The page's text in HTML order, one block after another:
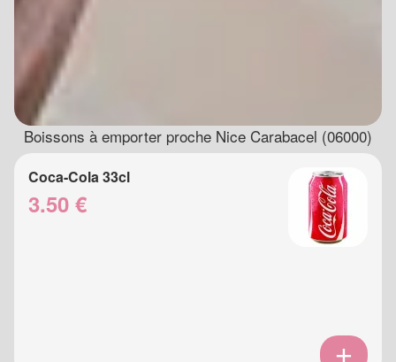
Boissons à emporter proche Nice Carabacel (06000)
Coca-Cola 33cl
3.50 €